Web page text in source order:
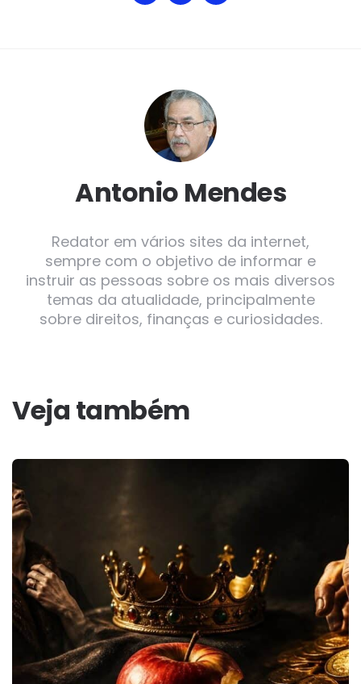
Antonio Mendes
Redator em vários sites da internet,
sempre com o objetivo de informar e
instruir as pessoas sobre os mais diversos
temas da atualidade, principalmente
sobre direitos, finanças e curiosidades.
Veja também